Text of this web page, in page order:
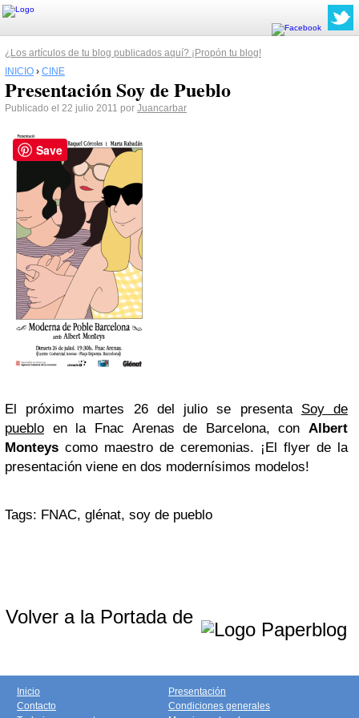
¿Los artículos de tu blog publicados aquí? ¡Propón tu blog!
INICIO › CINE
Presentación Soy de Pueblo
Publicado el 22 julio 2011 por Juancarbar
El próximo martes 26 del julio se presenta Soy de
pueblo en la Fnac Arenas de Barcelona, con Albert
Monteys como maestro de ceremonias. ¡El flyer de la
presentación viene en dos modernísimos modelos!
Tags: FNAC, glénat, soy de pueblo
Volver a la Portada de
Inicio
Contacto
Presentación
Condiciones generales
Save